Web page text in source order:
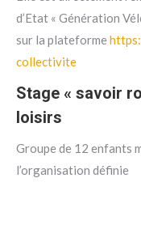
d’Etat « Génération
sur la plateforme
collectivite
Stage « savoir
loisirs
Groupe de 12 enfants
l’organisation définie